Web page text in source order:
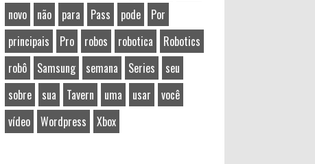
novo
não para Pass pode
Por
principais
Pro robos robotica
Robotics
robô
Samsung semana Series
seu
sobre
sua Tavern uma usar
você
vídeo
Wordpress Xbox